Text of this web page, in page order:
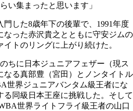
い集まったと思います」
した8歳年下の後輩で、1991年度
なった赤沢貴之とともに守安ジムの
トのリングに上がり続けた。
ちに日本ジュニアフェザー（現ス
なる真部豊（宮田）とノンタイトル
世界ジュニアバンタム級王者にな
る同級日本王座に挑戦した。そして
世界ライトフライ級王者の山口